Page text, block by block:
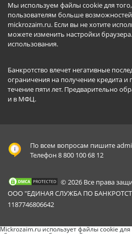
Мы используем файлы cookie для
пользователям больше
mickrozaim.ru. Если вы не хотите
можете изменить настройки браузера.
использования.
Банкротство влечет негативные
ограничения на получение кредита и
течение пяти лет. Предварительно
и в МФЦ.
По всем вопросам пишите
Телефон 8 800 100 68 12
© 2026 Все права
ООО "ЕДИНАЯ СЛУЖБА ПО
1187746806642
Mickrozaim.ru использует файлы cookie для